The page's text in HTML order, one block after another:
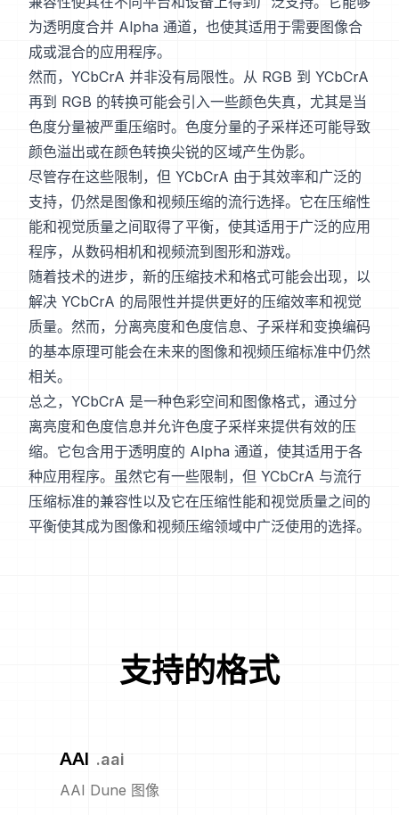
为透明度合并 Alpha 通道，也使其适用于需要图像合
成或混合的应用程序。
然而，YCbCrA 并非没有局限性。从 RGB 到 YCbCrA
再到 RGB 的转换可能会引入一些颜色失真，尤其是当
色度分量被严重压缩时。色度分量的子采样还可能导致
颜色溢出或在颜色转换尖锐的区域产生伪影。
尽管存在这些限制，但 YCbCrA 由于其效率和广泛的
支持，仍然是图像和视频压缩的流行选择。它在压缩性
能和视觉质量之间取得了平衡，使其适用于广泛的应用
程序，从数码相机和视频流到图形和游戏。
随着技术的进步，新的压缩技术和格式可能会出现，以
解决 YCbCrA 的局限性并提供更好的压缩效率和视觉
质量。然而，分离亮度和色度信息、子采样和变换编码
的基本原理可能会在未来的图像和视频压缩标准中仍然
相关。
总之，YCbCrA 是一种色彩空间和图像格式，通过分
离亮度和色度信息并允许色度子采样来提供有效的压
缩。它包含用于透明度的 Alpha 通道，使其适用于各
种应用程序。虽然它有一些限制，但 YCbCrA 与流行
压缩标准的兼容性以及它在压缩性能和视觉质量之间的
平衡使其成为图像和视频压缩领域中广泛使用的选择。
支持的格式
AAI .aai
AAI Dune 图像